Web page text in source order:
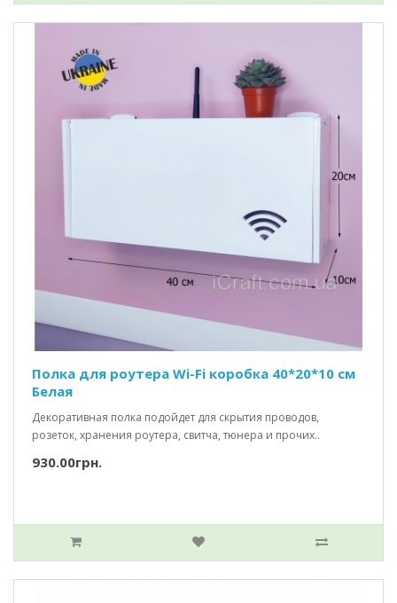
Полка для роутера Wi-Fi коробка 40*20*10 см
Белая
Декоративная полка подойдет для скрытия проводов,
розеток, хранения роутера, свитча, тюнера и прочих..
930.00грн.